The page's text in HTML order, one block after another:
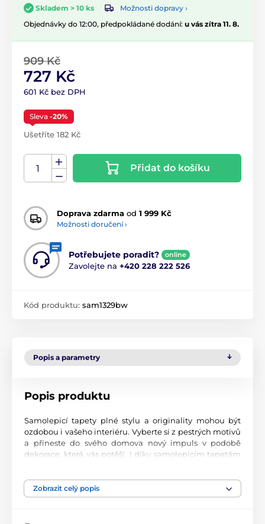
Skladem > 10 ks
Možnosti dopravy ›
Objednávky do 12:00, předpokládané dodání: u vás zítra 11. 8.
909 Kč
727 Kč
601 Kč bez DPH
Sleva -20%
Ušetříte 182 Kč
Přidat do košíku
Doprava zdarma od 1 999 Kč
Možnosti doručení ›
Potřebujete poradit? online
Zavolejte na +420 228 222 526
Kód produktu: sam1329bw
Popis a parametry
Popis produktu
Samolepicí tapety plné stylu a originality mohou být
ozdobou i vašeho interiéru. Vyberte si z pestrých motivů
a přineste do svého domova nový impuls v podobě
dekorace, která vás potěší. I díky samolepicím tapetám
Perfektní tiskové zpracování
Zobrazit celý popis